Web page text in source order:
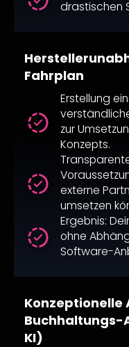
drastischen
Fahrplan
Erstellung
zur
Konzepts.
externe
umsetzen
Ergebnis:
ohne
Software-
Konzeptionelle
Buchhaltungs-
KI)